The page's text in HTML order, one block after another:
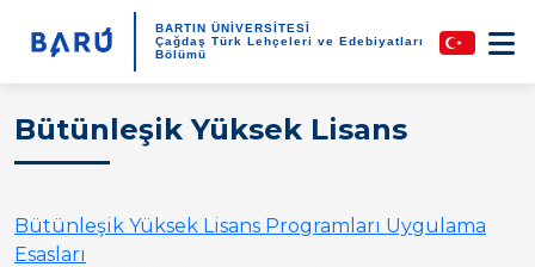
BARTIN ÜNİVERSİTESİ
Çağdaş Türk Lehçeleri ve Edebiyatları
Bölümü
Bütünleşik Yüksek Lisans
Bütünleşik Yüksek Lisans Programları Uygulama
Esasları